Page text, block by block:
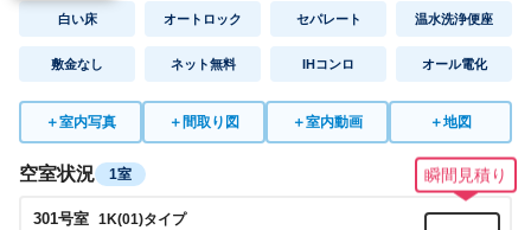
白い床 オートロック セパレート 温水洗浄便座
敷金なし ネット無料 IHコンロ オール電化
＋室内写真 ＋ 間取り図 ＋室内動画 ＋地図
空室状況 1室 瞬間見積り
301号室 1K(01)タイプ